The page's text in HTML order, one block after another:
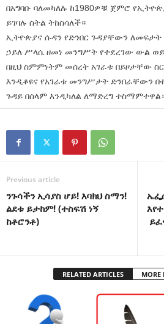
በአግባቡ ባለመካለሉ ከ1980ዎቹ ጀምሮ
ይገባሉ ስትል ትከስሳለች።
ኢትዮጵያና ሱዳን የድንበር ጉዳያቸውን ለመፍታት
ኃይለ ሥላሴ ዘመነ መንግሥት የተደረገው ውል
በዚህ ስምምነትም መሰረት አገራቱ በይዞታቸው
እንዲቆዩና የአገራቱ መንግሥታት ድንበራቸውን
ጉዳይ በሰላም እንዲካለል ለማድረግ
Previous article
ንጉሳችን ኢሳያስ ሆይ! እባክህ ስማን!
ልደቱ ይታከም! (ተስፍሽ ነኝ
ከቶሮንቶ)
RELATED ARTICLES MORE